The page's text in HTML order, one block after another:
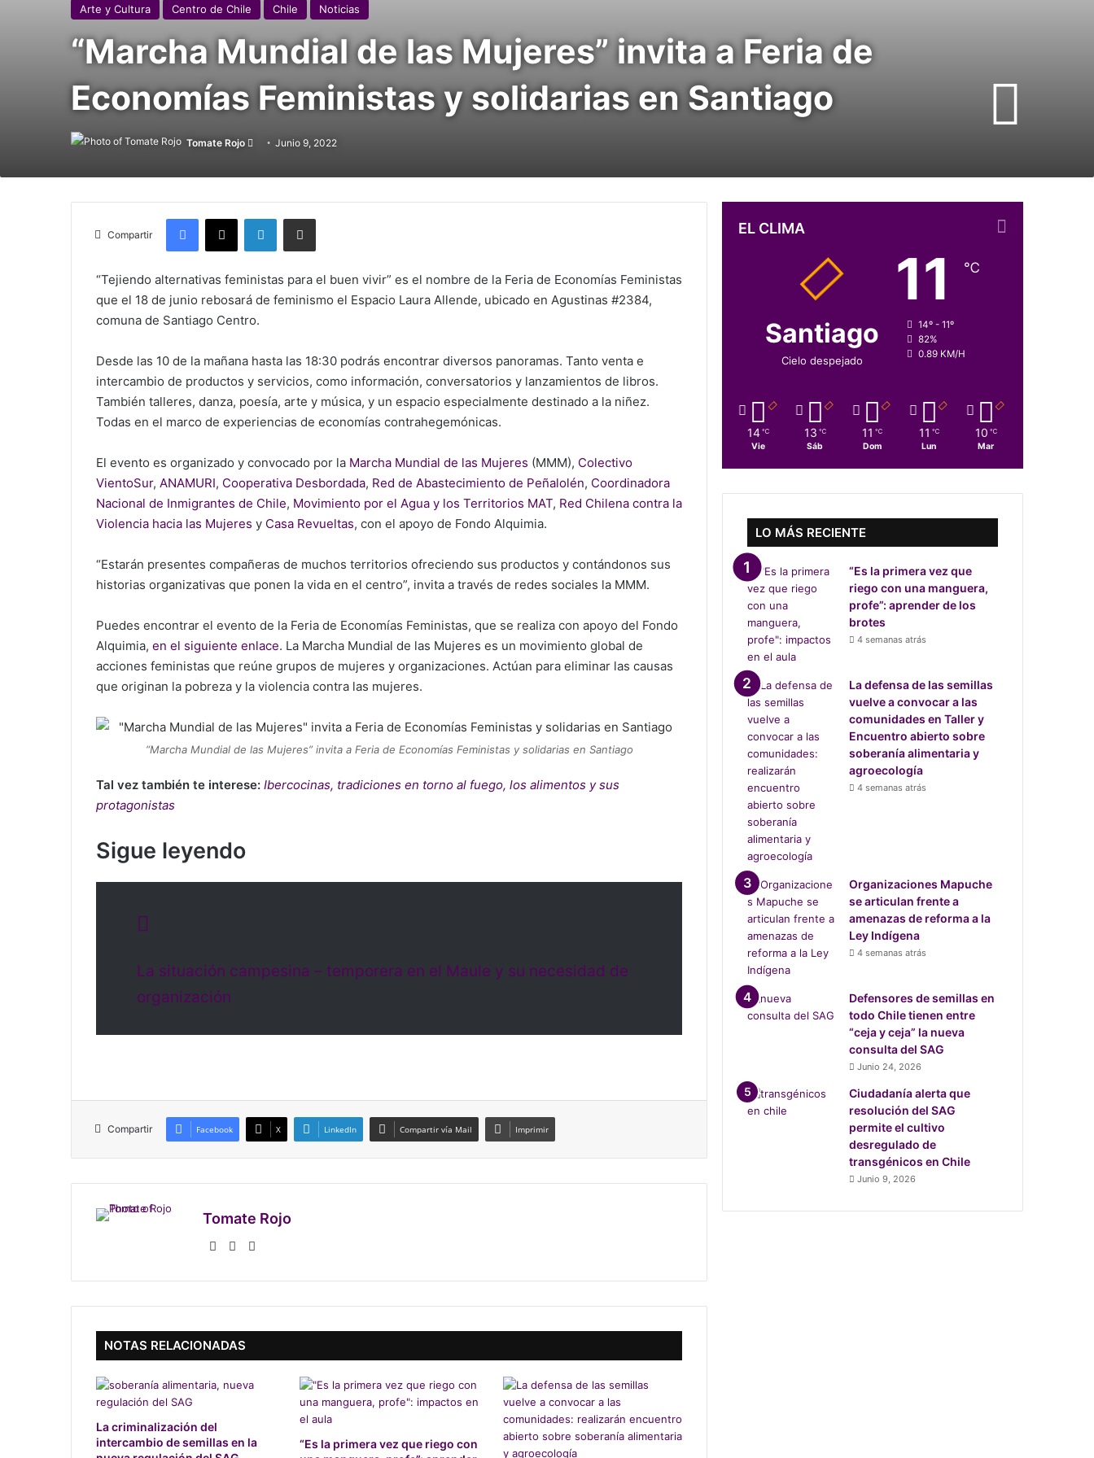
Arte y Cultura Centro de Chile Chile Noticias
“Marcha Mundial de las Mujeres” invita a Feria de
Economías Feministas y solidarias en Santiago
Tomate Rojo
FollowJunio 9, 2022
Compartir
“Tejiendo alternativas feministas para el buen vivir” es el nombre de la Feria de Economías Feministas
que el 18 de junio rebosará de feminismo el Espacio Laura Allende, ubicado en Agustinas #2384,
comuna de Santiago Centro.
Desde las 10 de la mañana hasta las 18:30 podrás encontrar diversos panoramas. Tanto venta e
intercambio de productos y servicios, como información, conversatorios y lanzamientos de libros.
También talleres, danza, poesía, arte y música, y un espacio especialmente destinado a la niñez.
Todas en el marco de experiencias de economías contrahegemónicas.
El evento es organizado y convocado por la Marcha Mundial de las Mujeres (MMM), Colectivo
VientoSur, ANAMURI, Cooperativa Desbordada, Red de Abastecimiento de Peñalolén, Coordinadora
Nacional de Inmigrantes de Chile, Movimiento por el Agua y los Territorios MAT, Red Chilena contra la
Violencia hacia las Mujeres y Casa Revueltas, con el apoyo de Fondo Alquimia.
“Estarán presentes compañeras de muchos territorios ofreciendo sus productos y contándonos sus
historias organizativas que ponen la vida en el centro”, invita a través de redes sociales la MMM.
Puedes encontrar el evento de la Feria de Economías Feministas, que se realiza con apoyo del Fondo
Alquimia, en el siguiente enlace. La Marcha Mundial de las Mujeres es un movimiento global de
acciones feministas que reúne grupos de mujeres y organizaciones. Actúan para eliminar las causas
que originan la pobreza y la violencia contra las mujeres.
“Marcha Mundial de las Mujeres” invita a Feria de Economías Feministas y solidarias en Santiago
Tal vez también te interese: Ibercocinas, tradiciones en torno al fuego, los alimentos y sus
protagonistas
Sigue leyendo
La situación campesina – temporera en el Maule y su necesidad de
organización
Compartir Facebook X LinkedIn Compartir vía Mail Imprimir
Tomate Rojo
Fa
bo
ok
X
ra
m
NOTAS RELACIONADAS
La criminalización del
intercambio de semillas en la
“Es la primera vez que riego con
EL CLIMA
Santiago
Cielo despejado
11 ℃
14º - 11º
82%
0.89 KM/H
14 ℃
Vie
13 ℃
Sáb
11 ℃
Dom
11 ℃
Lun
10 ℃
Mar
LO MÁS RECIENTE
“Es la primera vez que
riego con una manguera,
profe”: aprender de los
brotes
4 semanas atrás
La defensa de las semillas
vuelve a convocar a las
comunidades en Taller y
Encuentro abierto sobre
soberanía alimentaria y
agroecología
4 semanas atrás
Organizaciones Mapuche
se articulan frente a
amenazas de reforma a la
Ley Indígena
4 semanas atrás
Defensores de semillas en
todo Chile tienen entre
“ceja y ceja” la nueva
consulta del SAG
Junio 24, 2026
Ciudadanía alerta que
resolución del SAG
permite el cultivo
desregulado de
transgénicos en Chile
Junio 9, 2026